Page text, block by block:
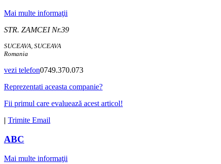
Mai multe informaţii
STR. ZAMCEI Nr.39
SUCEAVA, SUCEAVA
Romania
vezi telefon0749.370.073
Reprezentati aceasta companie?
Fii primul care evaluează acest articol!
Trimite Email
ABC
Mai multe informaţii